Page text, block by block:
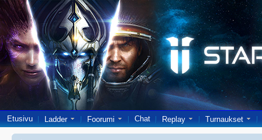
Etusivu Ladder Foorumi Chat Replay Turnaukset